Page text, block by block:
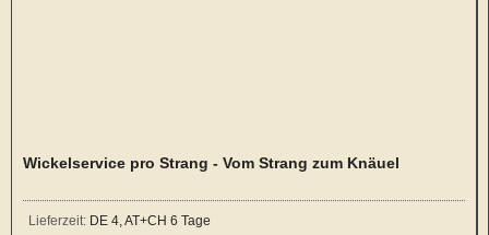
Wickelservice pro Strang - Vom Strang zum Knäuel
Lieferzeit: DE 4, AT+CH 6 Tage